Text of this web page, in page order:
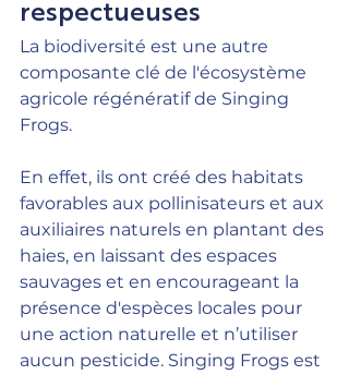
respectueuses
La biodiversité est une autre
composante clé de l'écosystème
agricole régénératif de Singing
Frogs.
En effet, ils ont créé des habitats
favorables aux pollinisateurs et aux
auxiliaires naturels en plantant des
haies, en laissant des espaces
sauvages et en encourageant la
présence d'espèces locales pour
une action naturelle et n’utiliser
aucun pesticide. Singing Frogs est